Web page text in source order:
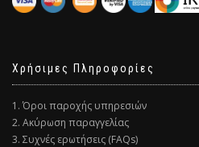
Χρήσιμες Πληροφορίες
1. Όροι παροχής υπηρεσιών
2. Ακύρωση παραγγελίας
3. Συχνές ερωτήσεις (FAQs)